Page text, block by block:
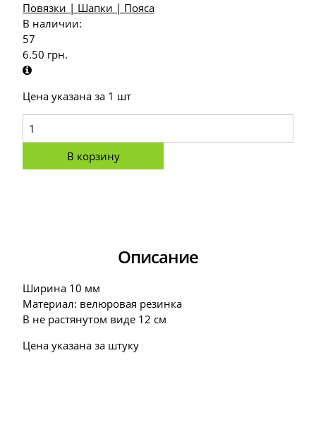
Повязки | Шапки | Пояса
В наличии:
57
6.50 грн.
Цена указана за 1 шт
В корзину
Описание
Ширина 10 мм
Материал: велюровая резинка
В не растянутом виде 12 см
Цена указана за штуку